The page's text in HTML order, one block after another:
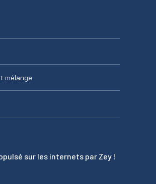
mélange
sur les internets par Zey !